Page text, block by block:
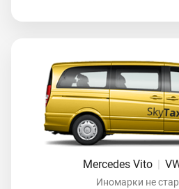
Mercedes Vito
Иномарки не